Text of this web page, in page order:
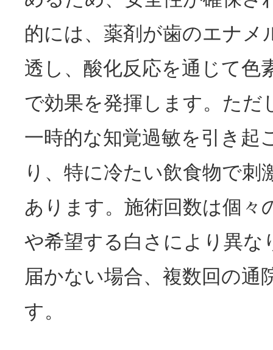
的には、薬剤が歯のエナメ
透し、酸化反応を通じて色
で効果を発揮します。ただ
一時的な知覚過敏を引き起
り、特に冷たい飲食物で刺
あります。施術回数は個々
や希望する白さにより異な
届かない場合、複数回の通
す。